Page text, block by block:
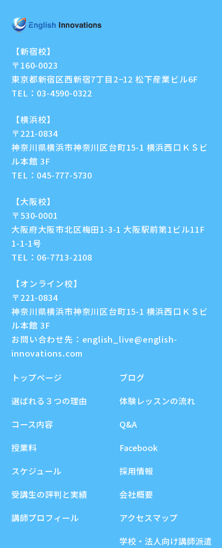
【新宿校】
〒160-0023
東京都新宿区西新宿7丁目2−12 松下産業ビル6F
TEL： 03-4590-0322
【横浜校】
〒221-0834
神奈川県横浜市神奈川区台町15-1 横浜西口ＫＳビ
ル本館 3F
TEL： 045-777-5730
【大阪校】
〒530-0001
大阪府大阪市北区梅田1-3-1 大阪駅前第1ビル11F
1-1-1号
TEL： 06-7713-2108
【オンライン校】
〒221-0834
神奈川県横浜市神奈川区台町15-1 横浜西口ＫＳビ
ル本館 3F
お問い合わせ先： english_live@english-
innovations.com
トップページ
選ばれる３つの理由
コース内容
授業料
スケジュール
受講生の評判と実績
講師プロフィール
ブログ
体験レッスンの流れ
Q&A
Facebook
採用情報
会社概要
アクセスマップ
学校・法人向け講師派遣